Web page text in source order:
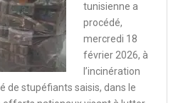
tunisienne a
procédé,
mercredi 18
février 2026, à
l’incinération
de stupéfiants saisis, dans le